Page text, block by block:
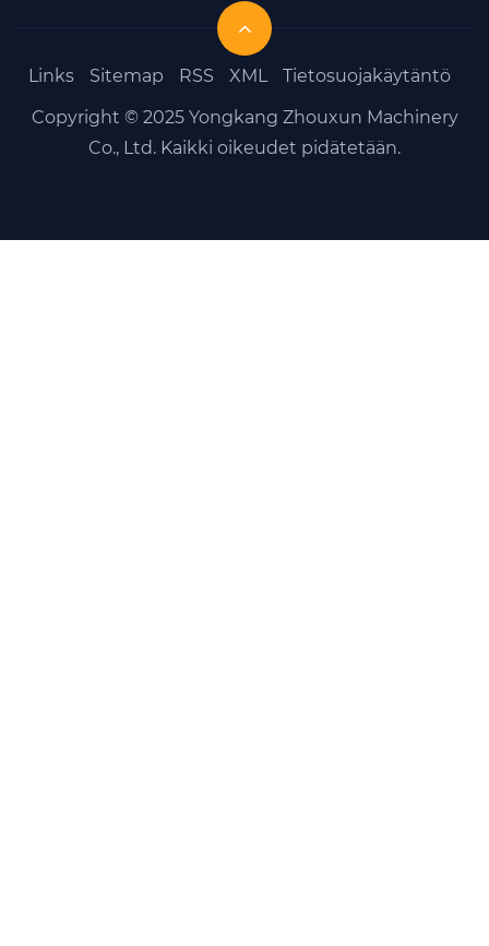
Links Sitemap RSS XML
Tietosuojakäytäntö
Copyright © 2025 Yongkang Zhouxun Machinery
Co., Ltd. Kaikki oikeudet pidätetään.